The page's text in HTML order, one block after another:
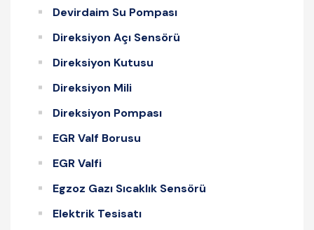
Devirdaim Su Pompası
Direksiyon Açı Sensörü
Direksiyon Kutusu
Direksiyon Mili
Direksiyon Pompası
EGR Valf Borusu
EGR Valfi
Egzoz Gazı Sıcaklık Sensörü
Elektrik Tesisatı